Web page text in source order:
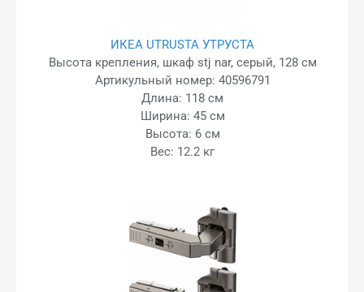
ИКЕА UTRUSTA УТРУСТА
Высота крепления, шкаф stj nar, серый, 128 см
Артикульный номер: 40596791
Длина: 118 см
Ширина: 45 см
Высота: 6 см
Вес: 12.2 кг